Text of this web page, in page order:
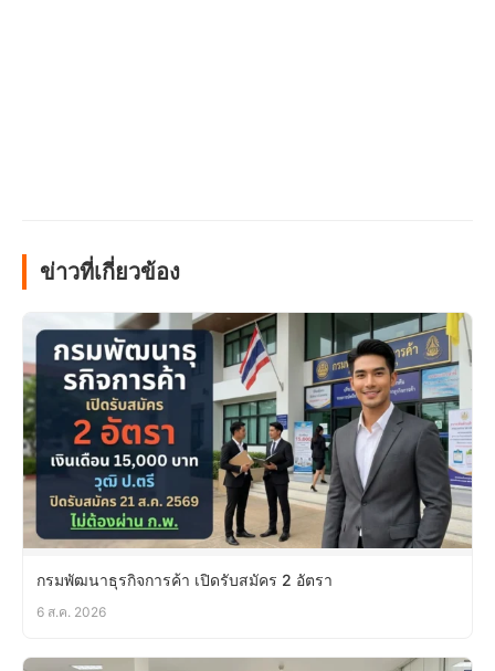
ข่าวที่เกี่ยวข้อง
กรมพัฒนาธุรกิจการค้า เปิดรับสมัคร 2 อัตรา
6 ส.ค. 2026